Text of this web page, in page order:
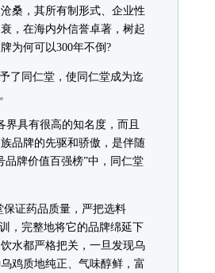
桑，其所有制形式、企业性
，在海内外信誉卓著，树起
为何可以300年不倒?
了同仁堂，使同仁堂成为迄
具有很高的知名度，而且
品牌的先驱和骄傲，是伴随
牌价值百强榜”中，同仁堂
证药品质量，严把选料
，完整地将它的品牌绵延下
水都严格把关，一旦发现乌
鸡质地纯正、气味醇鲜，富